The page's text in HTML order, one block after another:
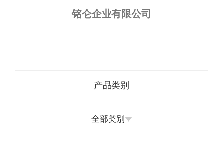
铭仑企业有限公司
产品类别
全部类别